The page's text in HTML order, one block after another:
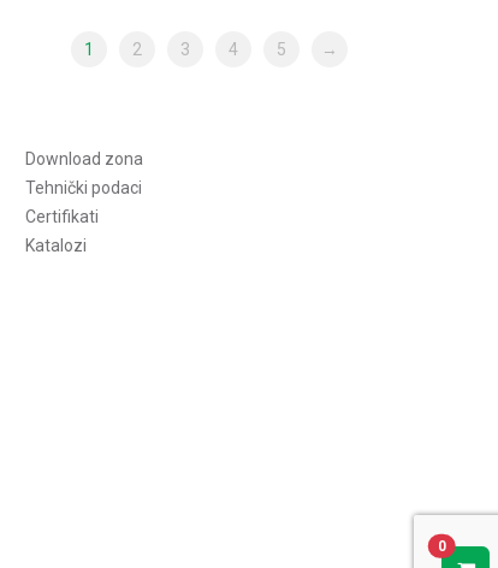
1 2 3 4 5 →
Download zona
Tehnički podaci
Certifikati
Katalozi
0